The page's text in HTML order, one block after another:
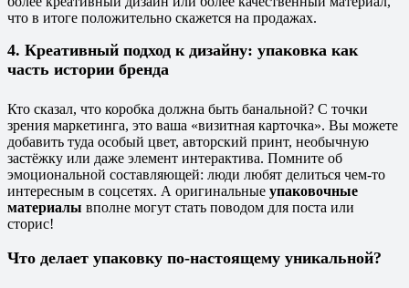
что в итоге положительно скажется на продажах.
4. Креативный подход к дизайну: упаковка как
часть истории бренда
Кто сказал, что коробка должна быть банальной? С точки
зрения маркетинга, это ваша «визитная карточка». Вы можете
добавить туда особый цвет, авторский принт, необычную
застёжку или даже элемент интерактива. Помните об
эмоциональной составляющей: люди любят делиться чем-то
интересным в соцсетях. А оригинальные упаковочные
материалы вполне могут стать поводом для поста или
сторис!
Что делает упаковку по-настоящему уникальной?